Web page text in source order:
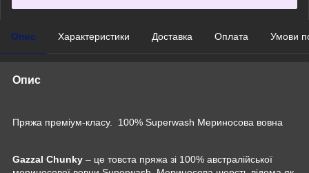
Опис Характеристики Доставка Оплата Умови
Опис
Пряжа преміум-класу. 100% Superwash Мериносова вовна
Gazzal Chunky – це товста пряжа зі 100% австралійської